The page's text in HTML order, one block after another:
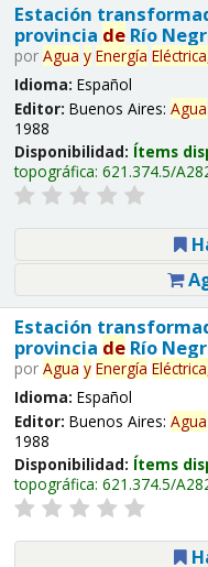
Estación
provincia deRío
por Agua y Energía
Idioma: Español
Editor: Buenos Aires: Agua
1988
Disponibilidad: Ítems
topográfica: 621.374.5/
Estación
provincia deRío
por Agua y Energía
Idioma: Español
Editor: Buenos Aires: Agua
1988
Disponibilidad: Ítems
topográfica: 621.374.5/